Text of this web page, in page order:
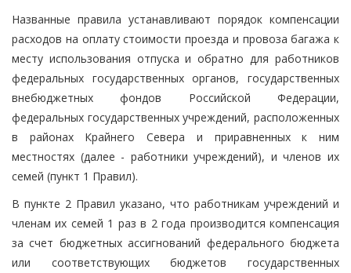
Названные правила устанавливают порядок компенсации
расходов на оплату стоимости проезда и провоза багажа к
месту использования отпуска и обратно для работников
федеральных государственных органов, государственных
внебюджетных фондов Российской Федерации,
федеральных государственных учреждений, расположенных
в районах Крайнего Севера и приравненных к ним
местностях (далее - работники учреждений), и членов их
семей (пункт 1 Правил).
В пункте 2 Правил указано, что работникам учреждений и
членам их семей 1 раз в 2 года производится компенсация
за счет бюджетных ассигнований федерального бюджета
или соответствующих бюджетов государственных